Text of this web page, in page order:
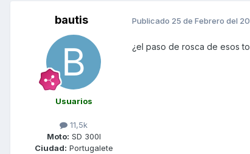
bautis
Usuarios
11,5k
Moto: SD 300I
Ciudad: Portugalete
Publicado 25 de Febrero del
¿el paso de rosca de esos